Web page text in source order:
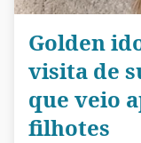
Golden
visita de
que veio
filhotes